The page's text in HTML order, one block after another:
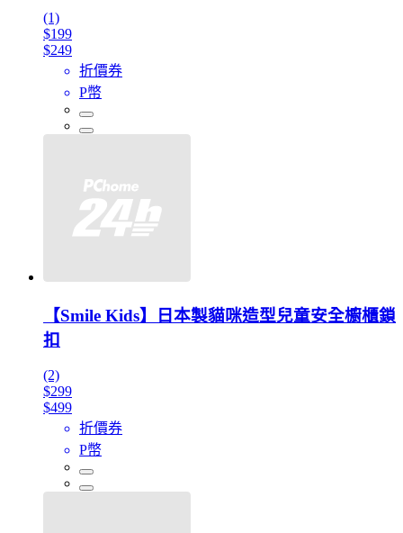
(1)
$199
$249
折價券
P幣
【Smile Kids】日本製貓咪造型兒童安全櫥櫃鎖
扣
(2)
$299
$499
折價券
P幣